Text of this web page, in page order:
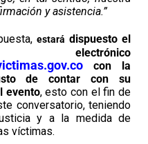
y asistencia.”
estará dispuesto el
con la
de contar con su
evento, esto con el fin de
conversatorio, teniendo
y a la medida de
víctimas.